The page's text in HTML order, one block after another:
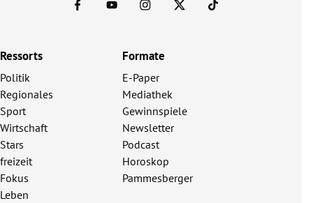
Ressorts
Politik
Regionales
Sport
Wirtschaft
Stars
freizeit
Fokus
Leben
Formate
E-Paper
Mediathek
Gewinnspiele
Newsletter
Podcast
Horoskop
Pammesberger